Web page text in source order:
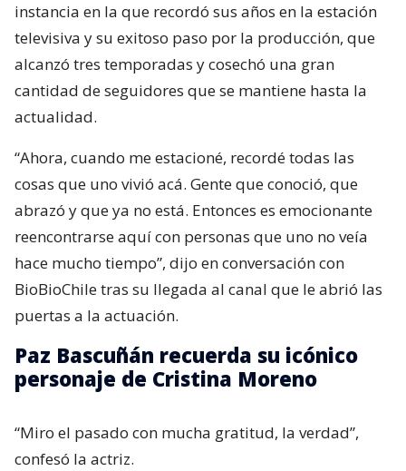
instancia en la que recordó sus años en la estación
televisiva y su exitoso paso por la producción, que
alcanzó tres temporadas y cosechó una gran
cantidad de seguidores que se mantiene hasta la
actualidad.
“Ahora, cuando me estacioné, recordé todas las
cosas que uno vivió acá. Gente que conoció, que
abrazó y que ya no está. Entonces es emocionante
reencontrarse aquí con personas que uno no veía
hace mucho tiempo”, dijo en conversación con
BioBioChile tras su llegada al canal que le abrió las
puertas a la actuación.
Paz Bascuñán recuerda su icónico
personaje de Cristina Moreno
“Miro el pasado con mucha gratitud, la verdad”,
confesó la actriz.